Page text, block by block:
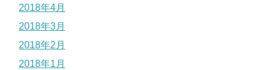
2018年4月
2018年3月
2018年2月
2018年1月